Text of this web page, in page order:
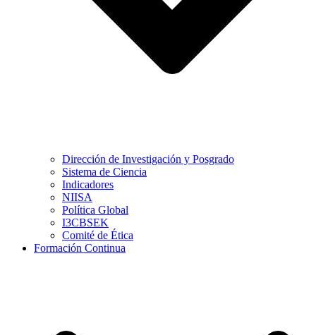
Dirección de Investigación y Posgrado
Sistema de Ciencia
Indicadores
NIISA
Política Global
I3CBSEK
Comité de Ética
Formación Continua